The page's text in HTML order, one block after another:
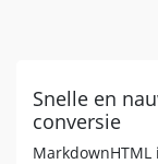
Snelle en
conversie